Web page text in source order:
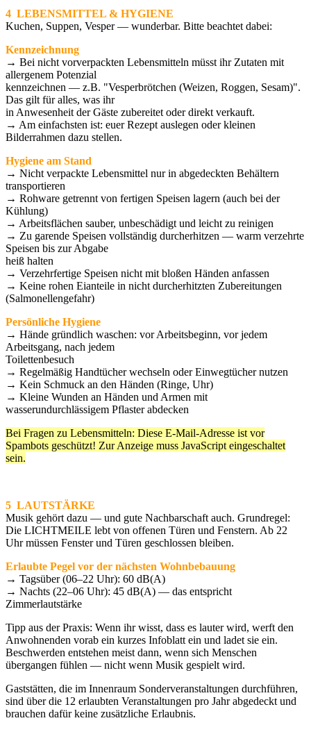
4 LEBENSMITTEL & HYGIENE
Kuchen, Suppen, Vesper — wunderbar. Bitte beachtet dabei:
Kennzeichnung
→ Bei nicht vorverpackten Lebensmitteln müsst ihr Zutaten mit
allergenem Potenzial
kennzeichnen — z.B. "Vesperbrötchen (Weizen, Roggen, Sesam)".
Das gilt für alles, was ihr
in Anwesenheit der Gäste zubereitet oder direkt verkauft.
→ Am einfachsten ist: euer Rezept auslegen oder kleinen
Bilderrahmen dazu stellen.
Hygiene am Stand
→ Nicht verpackte Lebensmittel nur in abgedeckten Behältern
transportieren
→ Rohware getrennt von fertigen Speisen lagern (auch bei der
Kühlung)
→ Arbeitsflächen sauber, unbeschädigt und leicht zu reinigen
→ Zu garende Speisen vollständig durcherhitzen — warm verzehrte
Speisen bis zur Abgabe
heiß halten
→ Verzehrfertige Speisen nicht mit bloßen Händen anfassen
→ Keine rohen Eianteile in nicht durcherhitzten Zubereitungen
(Salmonellengefahr)
Persönliche Hygiene
→ Hände gründlich waschen: vor Arbeitsbeginn, vor jedem
Arbeitsgang, nach jedem
Toilettenbesuch
→ Regelmäßig Handtücher wechseln oder Einwegtücher nutzen
→ Kein Schmuck an den Händen (Ringe, Uhr)
→ Kleine Wunden an Händen und Armen mit
wasserundurchlässigem Pflaster abdecken
Bei Fragen zu Lebensmitteln: Diese E-Mail-Adresse ist vor
Spambots geschützt! Zur Anzeige muss JavaScript eingeschaltet
sein.
5 LAUTSTÄRKE
Musik gehört dazu — und gute Nachbarschaft auch. Grundregel:
Die LICHTMEILE lebt von offenen Türen und Fenstern. Ab 22
Uhr müssen Fenster und Türen geschlossen bleiben.
Erlaubte Pegel vor der nächsten Wohnbebauung
→ Tagsüber (06–22 Uhr): 60 dB(A)
→ Nachts (22–06 Uhr): 45 dB(A) — das entspricht
Zimmerlautstärke
Tipp aus der Praxis: Wenn ihr wisst, dass es lauter wird, werft den
Anwohnenden vorab ein kurzes Infoblatt ein und ladet sie ein.
Beschwerden entstehen meist dann, wenn sich Menschen
übergangen fühlen — nicht wenn Musik gespielt wird.
Gaststätten, die im Innenraum Sonderveranstaltungen durchführen,
sind über die 12 erlaubten Veranstaltungen pro Jahr abgedeckt und
brauchen dafür keine zusätzliche Erlaubnis.